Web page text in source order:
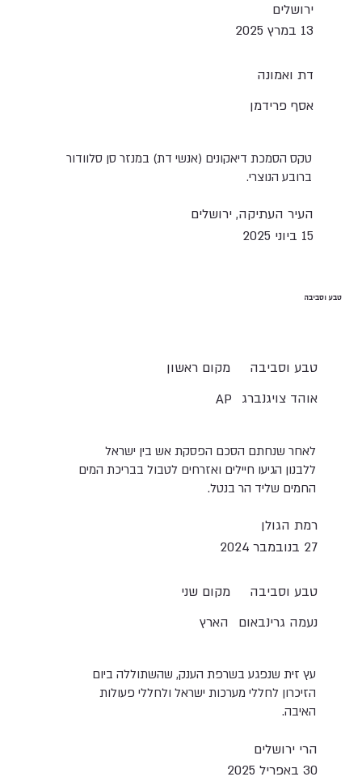
טבע וסביבה
מקום ראשון
טבע וסביבה
AP
אוהד צויגנברג
לאחר שנחתם הסכם הפסקת אש בין ישראל
ללבנון הגיעו חיילים ואזרחים לטבול בבריכת המים
החמים שליד הר בנטל.
רמת הגולן
27 בנובמבר 2024
מקום שני
טבע וסביבה
הארץ
נעמה גרינבאום
עץ זית שנפגע בשרפת הענק, שהשתוללה ביום
הזיכרון לחללי מערכות ישראל ולחללי פעולות
האיבה.
הרי ירושלים
30 באפריל 2025
ירושלים
13 במרץ 2025
דת ואמונה
אסף פרידמן
טקס הסמכת דיאקונים (אנשי דת) במנזר סן סלוודור
ברובע הנוצרי.
העיר העתיקה, ירושלים
15 ביוני 2025